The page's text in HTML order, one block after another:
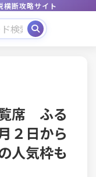
横断攻略サイト
席 ふる
２日から
人気枠も